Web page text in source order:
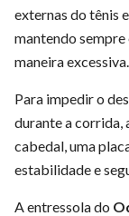
externas do tênis
mantendo sempre
maneira excessiva.
Para impedir o
durante a corrida,
cabedal, uma
estabilidade e
A entressola do